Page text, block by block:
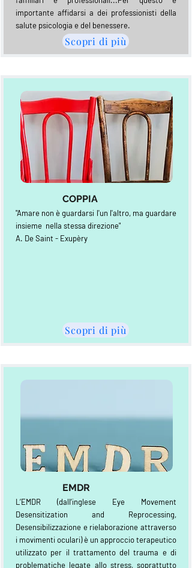
importante affidarsi a dei professionisti della
salute psicologia e del benessere.
Scopri di più
COPPIA
"Amare non è guardarsi l'un l'altro, ma guardare
insieme nella stessa direzione"
A. De Saint - Exupèry
Scopri di più
EMDR
L’EMDR (dall’inglese Eye Movement
Desensitization and Reprocessing,
Desensibilizzazione e rielaborazione attraverso
i movimenti oculari) è un approccio terapeutico
utilizzato per il trattamento del trauma e di
problematiche legate allo stress, soprattutto